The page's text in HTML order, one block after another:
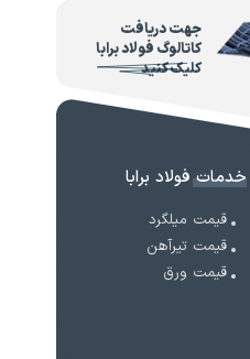
جهت دریافت
کاتالوگ فولاد برابا
کلیک کنید
خدمات فولاد برابا
قیمت میلگرد
قیمت تیرآهن
قیمت ورق